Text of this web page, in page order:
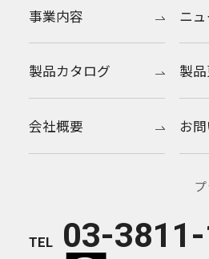
TEL 03-
事業内容
製品カタログ
会社概要
ニ
製
お